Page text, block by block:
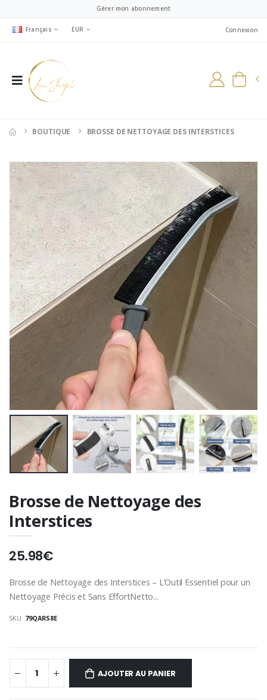
Gérer mon abonnement
Français EUR Connexion
BOUTIQUE BROSSE DE NETTOYAGE DES INTERSTICES
Brosse de Nettoyage des
Interstices
25.98€
Brosse de Nettoyage des Interstices – L’Outil Essentiel pour un
Nettoyage Précis et Sans EffortNetto...
SKU: 79QARS8E
AJOUTER AU PANIER